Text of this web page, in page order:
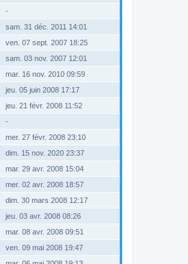
-
sam. 31 déc. 2011 14:01
ven. 07 sept. 2007 18:25
sam. 03 nov. 2007 12:01
mar. 16 nov. 2010 09:59
jeu. 05 juin 2008 17:17
jeu. 21 févr. 2008 11:52
-
mer. 27 févr. 2008 23:10
dim. 15 nov. 2020 23:37
mar. 29 avr. 2008 15:04
mer. 02 avr. 2008 18:57
dim. 30 mars 2008 12:17
jeu. 03 avr. 2008 08:26
mar. 08 avr. 2008 09:51
ven. 09 mai 2008 19:47